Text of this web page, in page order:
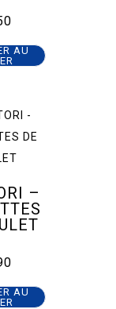
AU
–
AU